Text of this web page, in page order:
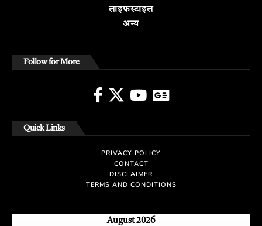
लाइफस्टाइल
अन्य
Follow for More
Quick Links
PRIVACY POLICY
CONTACT
DISCLAIMER
TERMS AND CONDITIONS
August 2026